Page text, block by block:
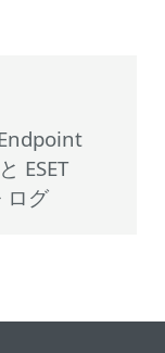
ESET
ログ